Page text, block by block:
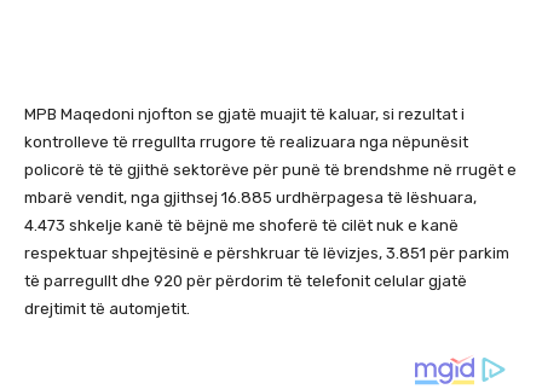
MPB Maqedoni njofton se gjatë muajit të kaluar, si rezultat i
kontrolleve të rregullta rrugore të realizuara nga nëpunësit
policorë të të gjithë sektorëve për punë të brendshme në rrugët e
mbarë vendit, nga gjithsej 16.885 urdhërpagesa të lëshuara,
4.473 shkelje kanë të bëjnë me shoferë të cilët nuk e kanë
respektuar shpejtësinë e përshkruar të lëvizjes, 3.851 për parkim
të parregullt dhe 920 për përdorim të telefonit celular gjatë
drejtimit të automjetit.